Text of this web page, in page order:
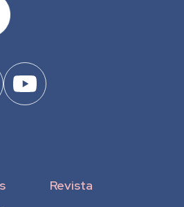
Revista